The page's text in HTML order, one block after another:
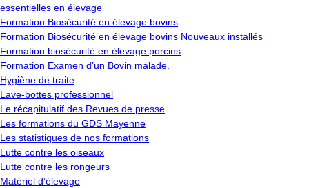
essentielles en élevage
Formation Biosécurité en élevage bovins
Formation Biosécurité en élevage bovins Nouveaux installés
Formation biosécurité en élevage porcins
Formation Examen d’un Bovin malade.
Hygiène de traite
Lave-bottes professionnel
Le récapitulatif des Revues de presse
Les formations du GDS Mayenne
Les statistiques de nos formations
Lutte contre les oiseaux
Lutte contre les rongeurs
Matériel d’élevage